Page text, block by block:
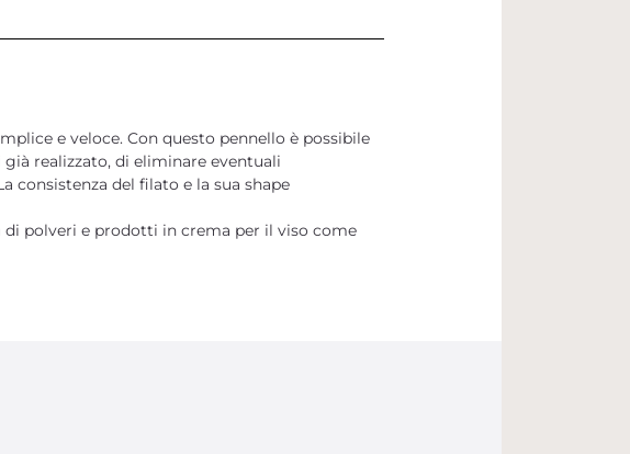
e veloce. Con questo pennello è possibile
realizzato, di eliminare eventuali
consistenza del filato e la sua shape
di polveri e prodotti in crema per il viso come